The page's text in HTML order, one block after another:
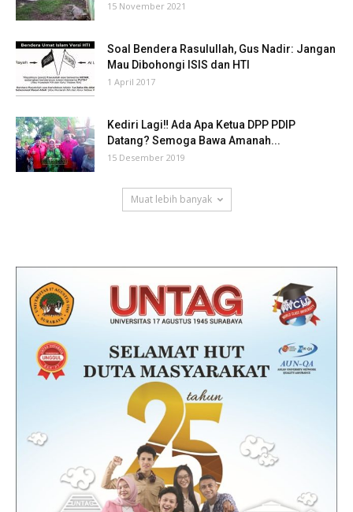
15 November 2021
Soal Bendera Rasulullah, Gus Nadir: Jangan
Mau Dibohongi ISIS dan HTI
1 April 2017
Kediri Lagi‼ Ada Apa Ketua DPP PDIP
Datang? Semoga Bawa Amanah...
15 Desember 2019
Muat lebih banyak